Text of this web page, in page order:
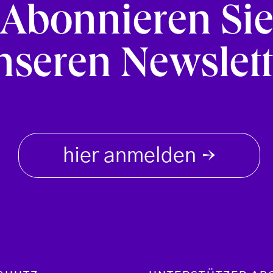
Abonnieren Sie
hier anmelden →